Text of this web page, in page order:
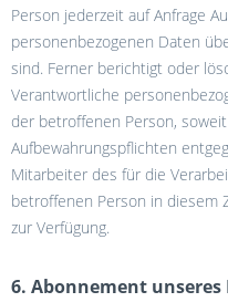
Person jederzeit auf Anfrage
personenbezogenen Daten
sind. Ferner berichtigt oder
Verantwortliche
der betroffenen Person,
Aufbewahrungspflichten
Mitarbeiter des für die
betroffenen Person in diesem
zur Verfügung.
6. Abonnement